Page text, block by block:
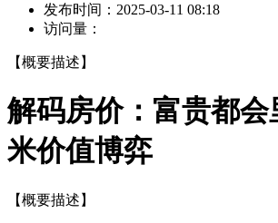
发布时间： 2025-03-11 08:18
访问量：
【概要描述】
解码房价：富贵都会
米价值博弈
【概要描述】